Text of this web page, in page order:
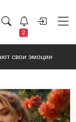
2
свои эмоции